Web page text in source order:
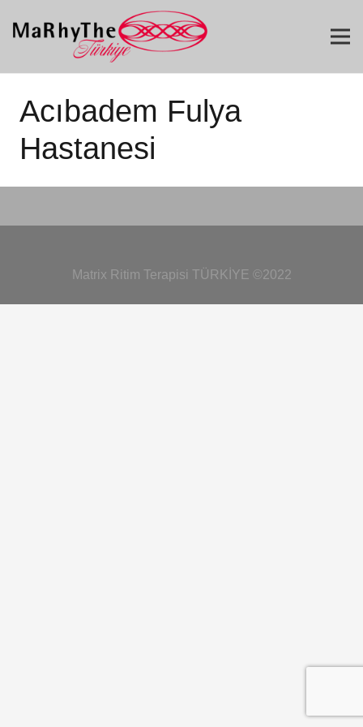
Acıbadem Fulya
Hastanesi
Matrix Ritim Terapisi TÜRKİYE ©2022